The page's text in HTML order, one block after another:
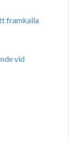
framkalla
vid